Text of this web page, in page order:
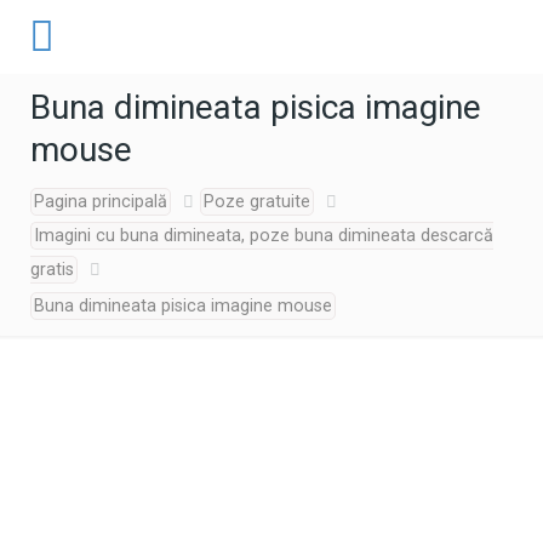
Buna dimineata pisica imagine
mouse
Pagina principală
Poze gratuite
Imagini cu buna dimineata, poze buna dimineata descarcă
gratis
Buna dimineata pisica imagine mouse